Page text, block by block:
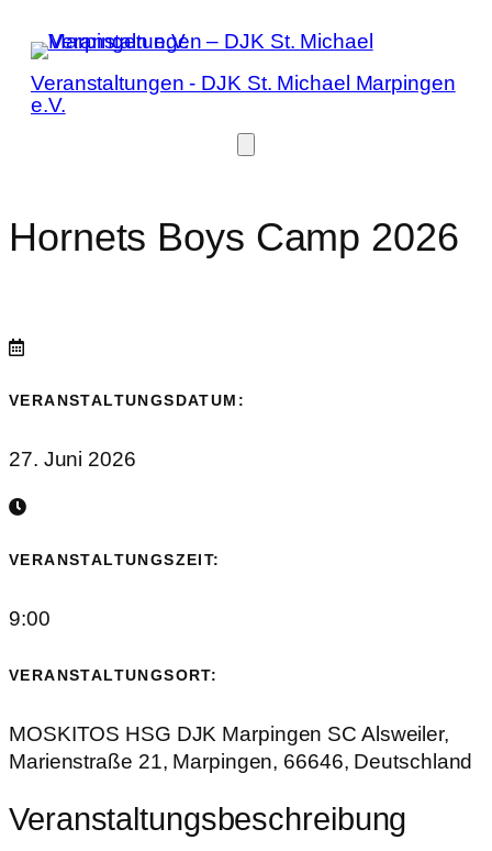
Veranstaltungen - DJK St. Michael Marpingen
e.V.
Hornets Boys Camp 2026
VERANSTALTUNGSDATUM:
27. Juni 2026
VERANSTALTUNGSZEIT:
9:00
VERANSTALTUNGSORT:
MOSKITOS HSG DJK Marpingen SC Alsweiler,
Marienstraße 21, Marpingen, 66646, Deutschland
Veranstaltungsbeschreibung